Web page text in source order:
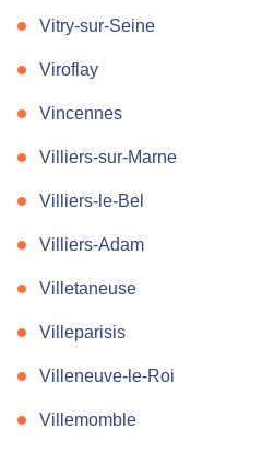
Vitry-sur-Seine
Viroflay
Vincennes
Villiers-sur-Marne
Villiers-le-Bel
Villiers-Adam
Villetaneuse
Villeparisis
Villeneuve-le-Roi
Villemomble